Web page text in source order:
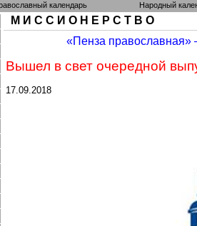
календарь Народный
М И С С И О Н Е Р С Т В О
«Пенза православная»
Вышел в свет очередной
17.09.2018